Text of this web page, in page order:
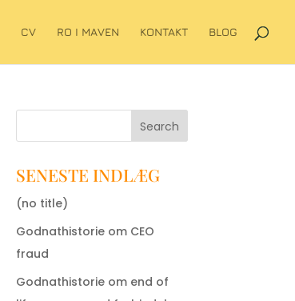
CV RO I MAVEN KONTAKT BLOG
Search
SENESTE INDLÆG
(no title)
Godnathistorie om CEO
fraud
Godnathistorie om end of